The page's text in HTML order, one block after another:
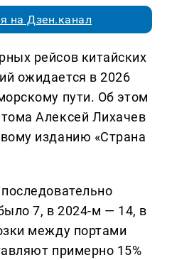
на Дзен.канал
рейсов китайских
ожидается в 2026
пути. Об этом
Алексей Лихачев
изданию «Страна
7, в 2024-м — 14, в
между портами
примерно 15%